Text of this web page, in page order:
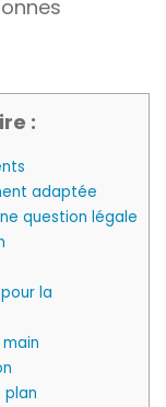
:
adaptée
question légale
la
plan